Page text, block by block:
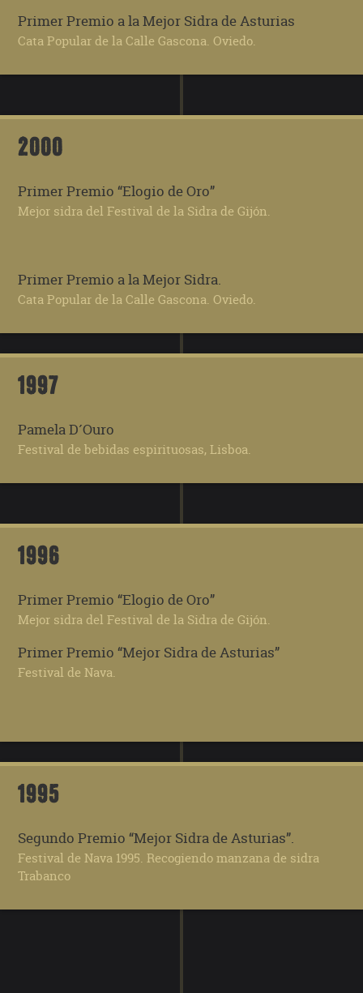
Primer Premio a la Mejor Sidra de Asturias
Cata Popular de la Calle Gascona. Oviedo.
2000
Primer Premio “Elogio de Oro”
Mejor sidra del Festival de la Sidra de Gijón.
Primer Premio a la Mejor Sidra.
Cata Popular de la Calle Gascona. Oviedo.
1997
Pamela D´Ouro
Festival de bebidas espirituosas, Lisboa.
1996
Primer Premio “Elogio de Oro”
Mejor sidra del Festival de la Sidra de Gijón.
Primer Premio “Mejor Sidra de Asturias”
Festival de Nava.
1995
Segundo Premio “Mejor Sidra de Asturias”.
Festival de Nava 1995. Recogiendo manzana de sidra
Trabanco